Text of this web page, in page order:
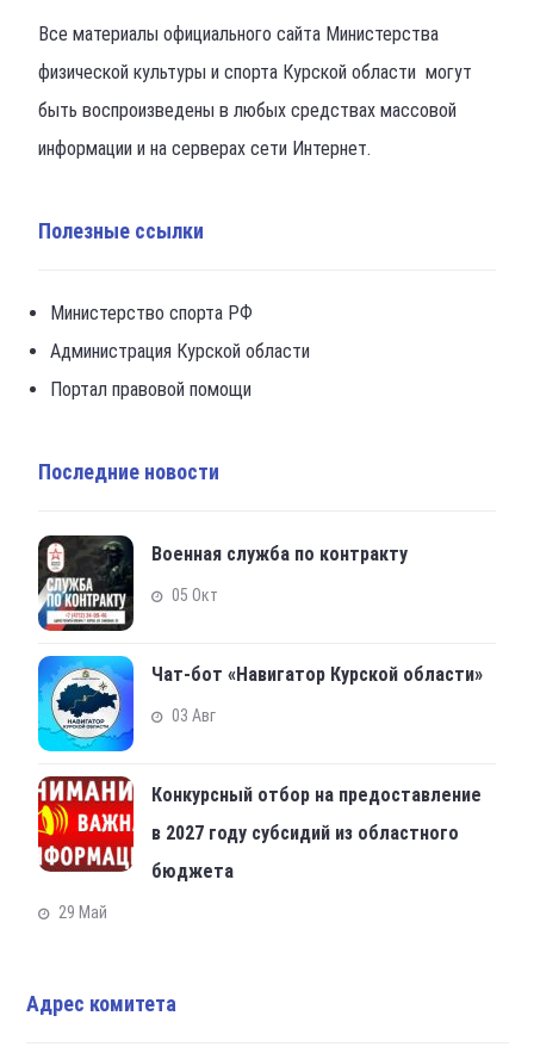
Все материалы официального сайта Министерства
физической культуры и спорта Курской области могут
быть воспроизведены в любых средствах массовой
информации и на серверах сети Интернет.
Полезные ссылки
Министерство спорта РФ
Администрация Курской области
Портал правовой помощи
Последние новости
Военная служба по контракту
05 Окт
Чат-бот «Навигатор Курской области»
03 Авг
Конкурсный отбор на предоставление
в 2027 году субсидий из областного
бюджета
29 Май
Адрес комитета